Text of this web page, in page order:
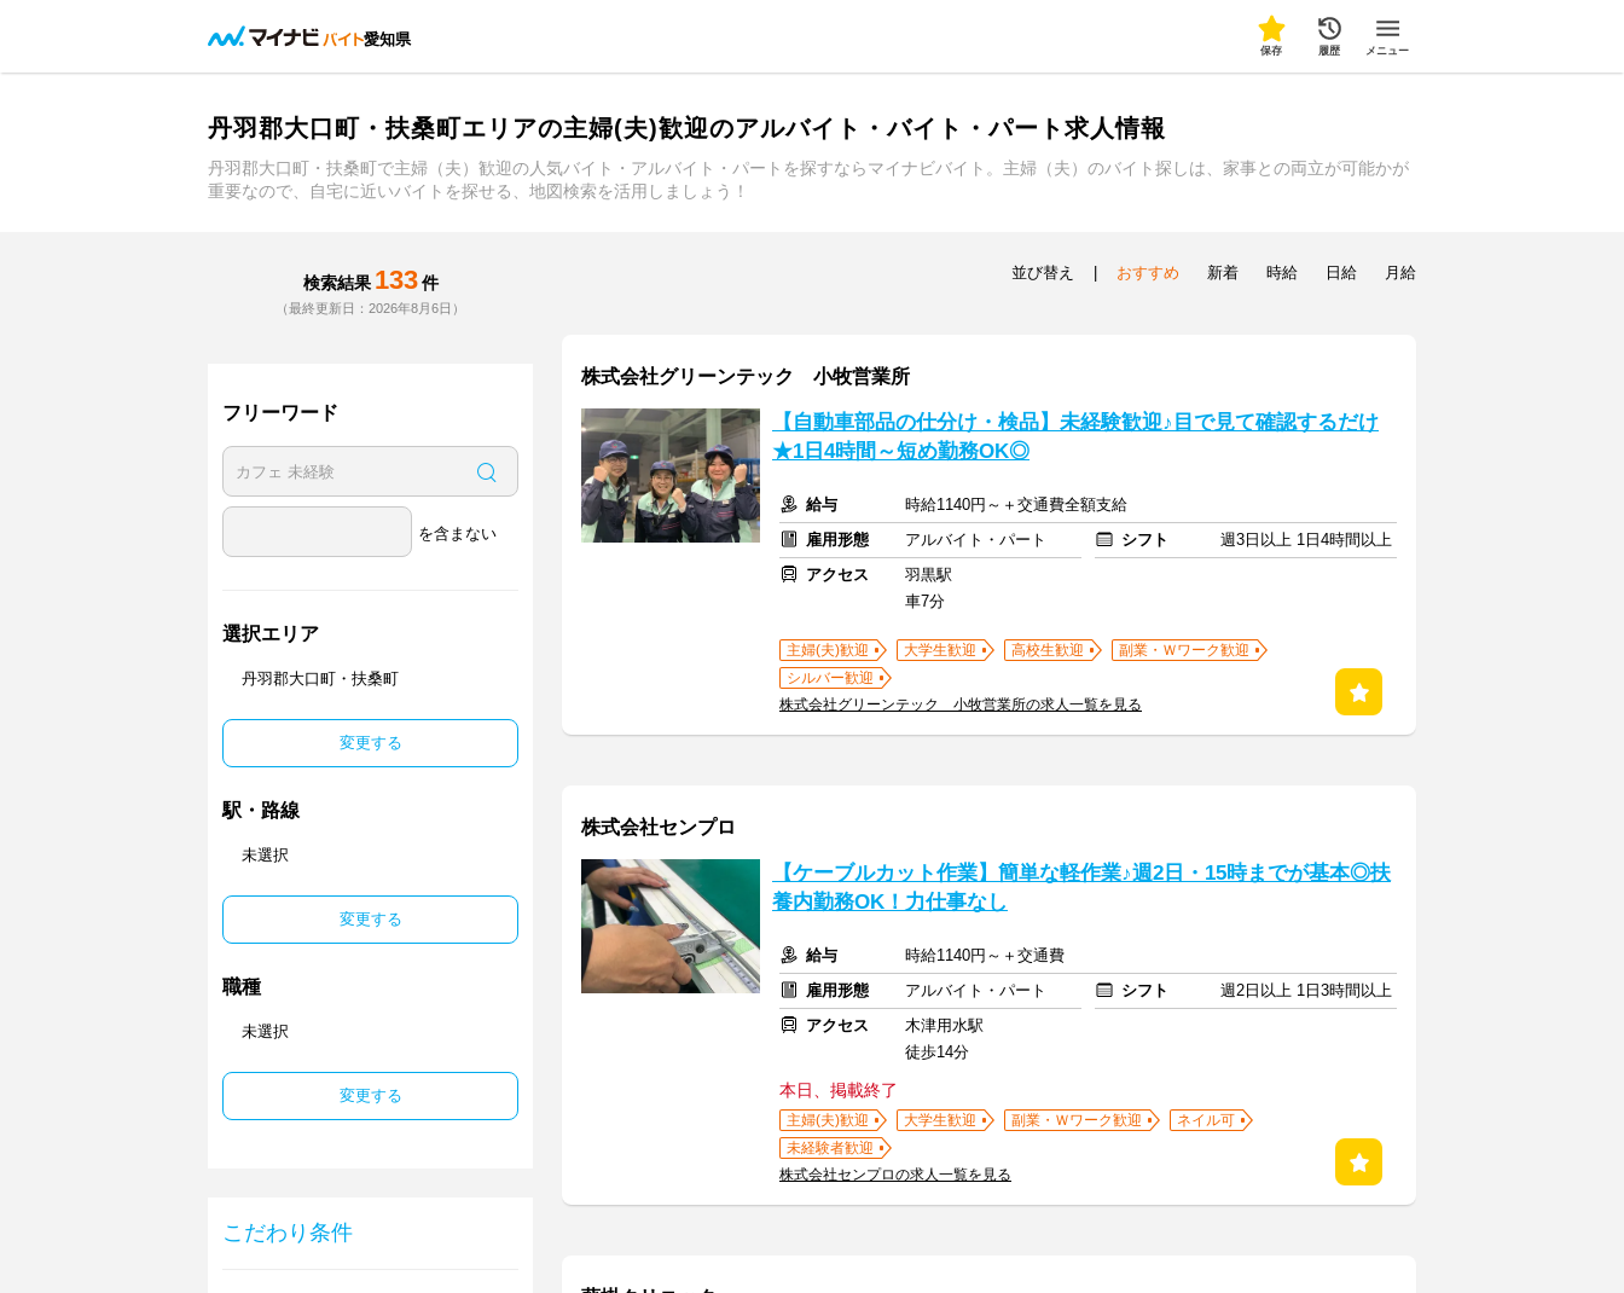
愛知県
保存 履歴 メニュー
丹羽郡大口町・扶桑町エリアの主婦(夫)歓迎のアルバイト・バイト・パート求人情報
丹羽郡大口町・扶桑町で主婦（夫）歓迎の人気バイト・アルバイト・パートを探すならマイナビバイト。主婦（夫）のバイト探しは、家事との両立が可能かが
重要なので、自宅に近いバイトを探せる、地図検索を活用しましょう！
検索結果 133 件
（最終更新日：2026年8月6日）
フリーワード
を含まない
選択エリア
丹羽郡大口町・扶桑町
変更する
駅・路線
未選択
変更する
職種
未選択
変更する
こだわり条件
並び替え おすすめ 新着 時給 日給 月給
株式会社グリーンテック 小牧営業所
【自動車部品の仕分け・検品】未経験歓迎♪目で見て確認するだけ
★1日4時間～短め勤務OK◎
給与
時給1140円～＋交通費全額支給
雇用形態
アルバイト・パート シフト
週3日以上 1日4時間以上
アクセス
羽黒駅
車7分
主婦(夫)歓迎 大学生歓迎 高校生歓迎
副業・Ｗワーク歓迎
シルバー歓迎
株式会社グリーンテック 小牧営業所の求人一覧を見る
株式会社センプロ
【ケーブルカット作業】簡単な軽作業♪週2日・15時までが基本◎扶
養内勤務OK！力仕事なし
給与
時給1140円～＋交通費
雇用形態
アルバイト・パート シフト
週2日以上 1日3時間以上
アクセス
木津用水駅
徒歩14分
本日、掲載終了
主婦(夫)歓迎 大学生歓迎 副業・Ｗワーク歓迎
ネイル可
未経験者歓迎
株式会社センプロの求人一覧を見る